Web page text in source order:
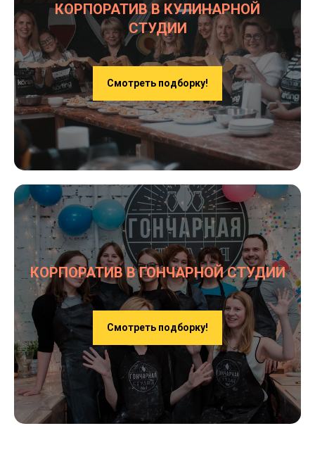
КОРПОРАТИВ В КУЛИНАРНОЙ
СТУДИИ
Смотреть подборку!
КОРПОРАТИВ В ГОНЧАРНОЙ СТУДИИ
Смотреть подборку!